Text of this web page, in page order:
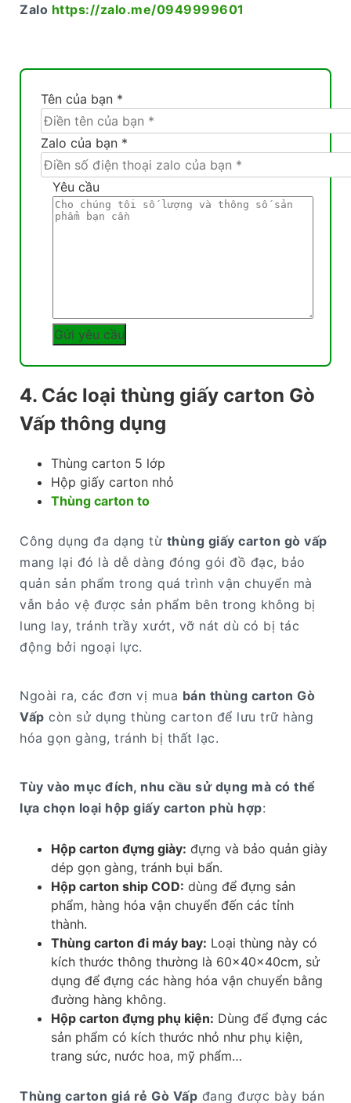
Zalo https://zalo.me/0949999601
Tên của bạn *
Zalo của bạn *
Yêu cầu
4. Các loại thùng giấy carton Gò
Vấp thông dụng
Thùng carton 5 lớp
Hộp giấy carton nhỏ
Thùng carton to
Công dụng đa dạng từ thùng giấy carton gò vấp
mang lại đó là dễ dàng đóng gói đồ đạc, bảo
quản sản phẩm trong quá trình vận chuyển mà
vẫn bảo vệ được sản phẩm bên trong không bị
lung lay, tránh trầy xướt, vỡ nát dù có bị tác
động bởi ngoại lực.
Ngoài ra, các đơn vị mua bán thùng carton Gò
Vấp còn sử dụng thùng carton để lưu trữ hàng
hóa gọn gàng, tránh bị thất lạc.
Tùy vào mục đích, nhu cầu sử dụng mà có thể
lựa chọn loại hộp giấy carton phù hợp:
Hộp carton đựng giày: đựng và bảo quản giày
dép gọn gàng, tránh bụi bẩn.
Hộp carton ship COD: dùng để đựng sản
phẩm, hàng hóa vận chuyển đến các tỉnh
thành.
Thùng carton đi máy bay: Loại thùng này có
kích thước thông thường là 60x40x40cm, sử
dụng để đựng các hàng hóa vận chuyển bằng
đường hàng không.
Hộp carton đựng phụ kiện: Dùng để đựng các
sản phẩm có kích thước nhỏ như phụ kiện,
trang sức, nước hoa, mỹ phẩm…
Thùng carton giá rẻ Gò Vấp đang được bày bán